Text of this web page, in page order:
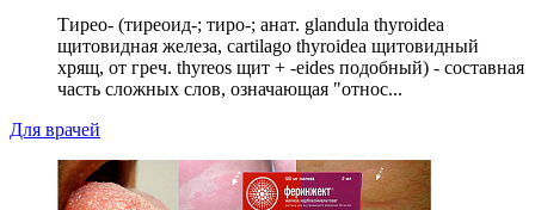
Тирео- (тиреоид-; тиро-; анат. glandula thyroidea
щитовидная железа, cartilago thyroidea щитовидный
хрящ, от греч. thyreos щит + -eides подобный) - составная
часть сложных слов, означающая "относ...
Для врачей